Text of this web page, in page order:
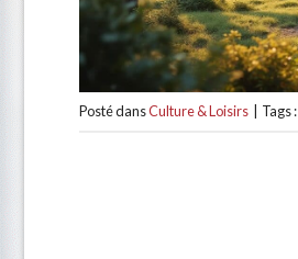
Posté dansCulture & Loisirs Tags :